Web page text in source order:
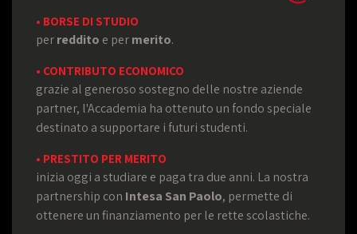
• BORSE DI STUDIO
perreddito e permerito.
• CONTRIBUTO ECONOMICO
grazie al generoso sostegno delle nostre aziende
partner, l'Accademia ha ottenuto un fondo speciale
destinato a supportare i futuri studenti.
• PRESTITO PER MERITO
inizia oggi a studiare e paga tra due anni. La nostra
partnership con Intesa San Paolo, permette di
ottenere un finanziamento per le rette scolastiche.